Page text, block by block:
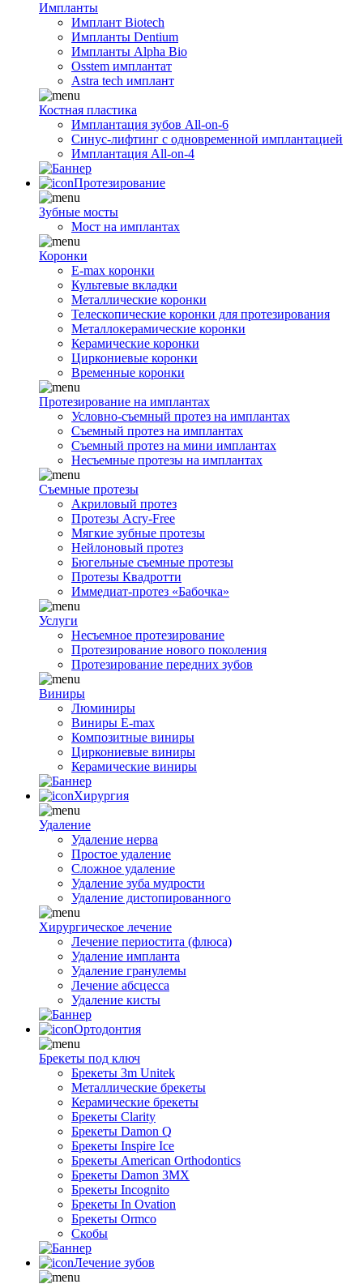
Импланты
Имплант Biotech
Импланты Dentium
Импланты Alpha Bio
Osstem имплантат
Astra tech имплант
Костная пластика
Имплантация зубов All-on-6
Синус-лифтинг с одновременной имплантацией
Имплантация All-on-4
Протезирование
Зубные мосты
Мост на имплантах
Коронки
E-max коронки
Культевые вкладки
Металлические коронки
Телескопические коронки для протезирования
Металлокерамические коронки
Керамические коронки
Циркониевые коронки
Временные коронки
Протезирование на имплантах
Условно-съемный протез на имплантах
Съемный протез на имплантах
Съемный протез на мини имплантах
Несъемные протезы на имплантах
Съемные протезы
Акриловый протез
Протезы Acry-Free
Мягкие зубные протезы
Нейлоновый протез
Бюгельные съемные протезы
Протезы Квадротти
Иммедиат-протез «Бабочка»
Услуги
Несъемное протезирование
Протезирование нового поколения
Протезирование передних зубов
Виниры
Люминиры
Виниры E-max
Композитные виниры
Циркониевые виниры
Керамические виниры
Хирургия
Удаление
Удаление нерва
Простое удаление
Сложное удаление
Удаление зуба мудрости
Удаление дистопированного
Хирургическое лечение
Лечение периостита (флюса)
Удаление импланта
Удаление гранулемы
Лечение абсцесса
Удаление кисты
Ортодонтия
Брекеты под ключ
Брекеты 3m Unitek
Металлические брекеты
Керамические брекеты
Брекеты Clarity
Брекеты Damon Q
Брекеты Inspire Ice
Брекеты American Orthodontics
Брекеты Damon 3MX
Брекеты Incognito
Брекеты In Ovation
Брекеты Ormco
Скобы
Лечение зубов